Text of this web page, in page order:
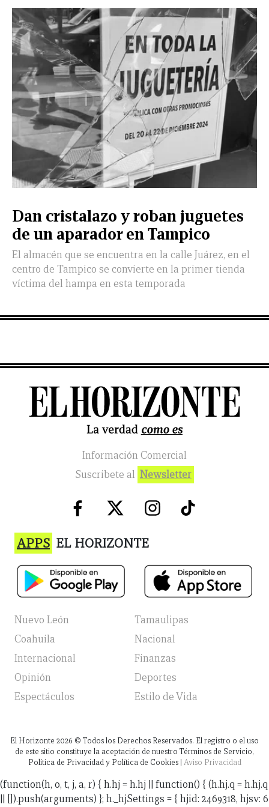
Dan cristalazo y roban juguetes
de un aparador en Tampico
El almacén que se encuentra en la calle Juárez, en el
centro de Tampico se convierte en la primer tienda
víctima del hampa en esta temporada
Información Comercial
Suscribete al Newsletter
APPS EL HORIZONTE
Nuevo León
Tamaulipas
Coahuila
Nacional
Internacional
Finanzas
Opinión
Deportes
Espectáculos
Estilo de Vida
El Horizonte 2026 © Todos los Derechos Reservados. El registro o el uso
de este sitio constituye la aceptación de nuestro Términos de Servicio,
Política de Privacidad y Política de Cookies | Aviso Privacidad
(function(h, o, t, j, a, r) { h.hj = h.hj || function() { (h.hj.q = h.hj.q
|| []).push(arguments) }; h._hjSettings = { hjid: 2469318, hjsv: 6